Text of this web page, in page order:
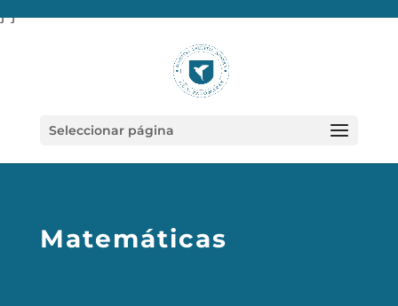
} }
Seleccionar página
Matemáticas